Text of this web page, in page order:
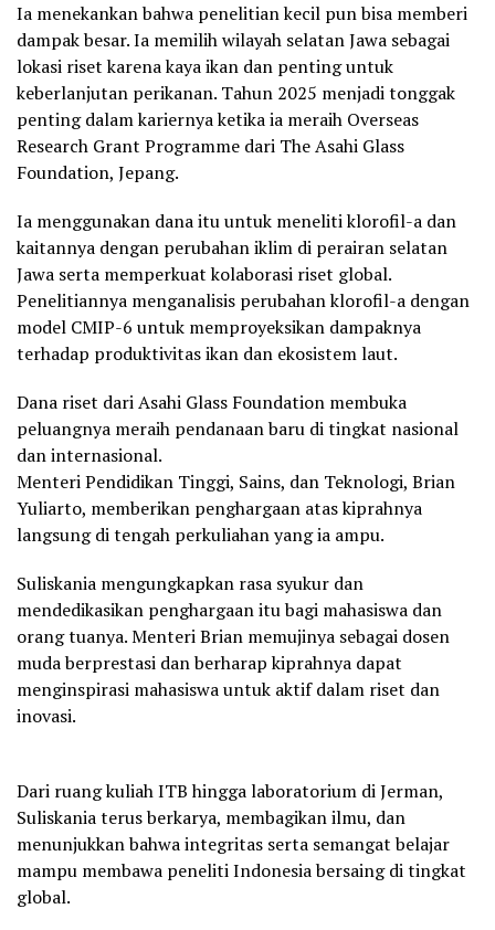
Ia menekankan bahwa penelitian kecil pun bisa memberi
dampak besar. Ia memilih wilayah selatan Jawa sebagai
lokasi riset karena kaya ikan dan penting untuk
keberlanjutan perikanan. Tahun 2025 menjadi tonggak
penting dalam kariernya ketika ia meraih Overseas
Research Grant Programme dari The Asahi Glass
Foundation, Jepang.
Ia menggunakan dana itu untuk meneliti klorofil-a dan
kaitannya dengan perubahan iklim di perairan selatan
Jawa serta memperkuat kolaborasi riset global.
Penelitiannya menganalisis perubahan klorofil-a dengan
model CMIP-6 untuk memproyeksikan dampaknya
terhadap produktivitas ikan dan ekosistem laut.
Dana riset dari Asahi Glass Foundation membuka
peluangnya meraih pendanaan baru di tingkat nasional
dan internasional.
Menteri Pendidikan Tinggi, Sains, dan Teknologi, Brian
Yuliarto, memberikan penghargaan atas kiprahnya
langsung di tengah perkuliahan yang ia ampu.
Suliskania mengungkapkan rasa syukur dan
mendedikasikan penghargaan itu bagi mahasiswa dan
orang tuanya. Menteri Brian memujinya sebagai dosen
muda berprestasi dan berharap kiprahnya dapat
menginspirasi mahasiswa untuk aktif dalam riset dan
inovasi.
Dari ruang kuliah ITB hingga laboratorium di Jerman,
Suliskania terus berkarya, membagikan ilmu, dan
menunjukkan bahwa integritas serta semangat belajar
mampu membawa peneliti Indonesia bersaing di tingkat
global.